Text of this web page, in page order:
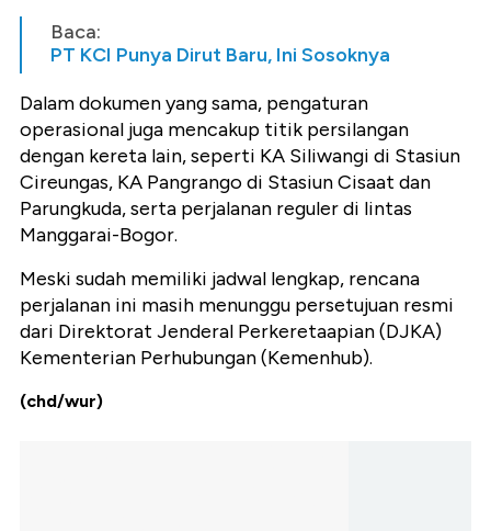
Baca:
PT KCI Punya Dirut Baru, Ini Sosoknya
Dalam dokumen yang sama, pengaturan
operasional juga mencakup titik persilangan
dengan kereta lain, seperti KA Siliwangi di Stasiun
Cireungas, KA Pangrango di Stasiun Cisaat dan
Parungkuda, serta perjalanan reguler di lintas
Manggarai-Bogor.
Meski sudah memiliki jadwal lengkap, rencana
perjalanan ini masih menunggu persetujuan resmi
dari Direktorat Jenderal Perkeretaapian (DJKA)
Kementerian Perhubungan (Kemenhub).
(chd/wur)